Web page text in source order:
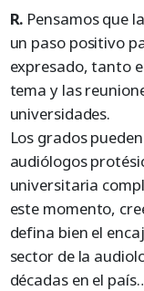
R. Pensamos que
un paso positivo
expresado, tanto
tema y las
universidades.
Los grados
audiólogos
universitaria
este momento,
defina bien el
sector de la
décadas en el